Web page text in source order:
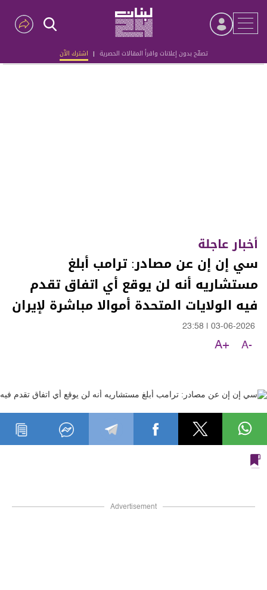
تصفّح بدون إعلانات واقرأ المقالات الحصرية | اشترك الآن
Advertisement
أخبار عاجلة
سي إن إن عن مصادر: ترامب أبلغ
مستشاريه أنه لن يوقع أي اتفاق تقدم
فيه الولايات المتحدة أموالا مباشرة لإيران
03-06-2026
23:58
A-
A+
Advertisement